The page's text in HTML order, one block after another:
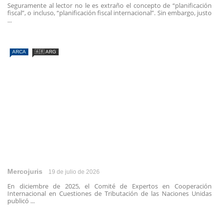
Seguramente al lector no le es extraño el concepto de “planificación
fiscal”, o incluso, “planificación fiscal internacional”. Sin embargo, justo
...
ARCA 🇦🇷 ARG
Mercojuris 19 de julio de 2026
En diciembre de 2025, el Comité de Expertos en Cooperación
Internacional en Cuestiones de Tributación de las Naciones Unidas
publicó ...